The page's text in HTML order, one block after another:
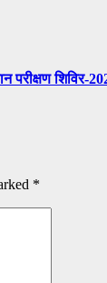
परीक्षण शिविर-
*